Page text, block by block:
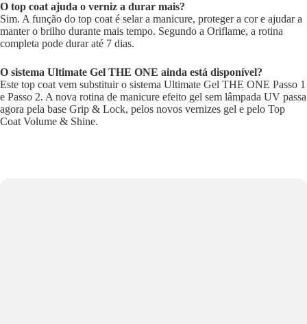
O top coat ajuda o verniz a durar mais?
Sim. A função do top coat é selar a manicure, proteger a cor e ajudar a
manter o brilho durante mais tempo. Segundo a Oriflame, a rotina
completa pode durar até 7 dias.
O sistema Ultimate Gel THE ONE ainda está disponível?
Este top coat vem substituir o sistema Ultimate Gel THE ONE Passo 1
e Passo 2. A nova rotina de manicure efeito gel sem lâmpada UV passa
agora pela base Grip & Lock, pelos novos vernizes gel e pelo Top
Coat Volume & Shine.